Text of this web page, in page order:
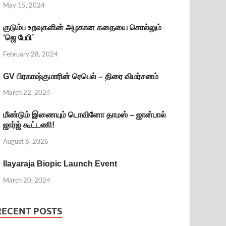
May 15, 2024
குடும்ப உறவுகளின் அழகான கதையை சொல்லும்
‘ஜெ பேபி’
February 28, 2024
GV பிரகாஷ்குமாரின் ரெபெல் – திரை விமர்சனம்
March 22, 2024
மீண்டும் இணையும் டொவினோ தாமஸ் – ஜான்பால்
ஜார்ஜ் கூட்டணி!
August 6, 2026
Ilayaraja Biopic Launch Event
March 20, 2024
POSTS